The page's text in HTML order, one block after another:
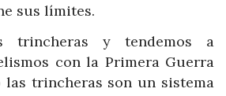
sus límites.
trincheras y tendemos a
con la Primera Guerra
las trincheras son un sistema